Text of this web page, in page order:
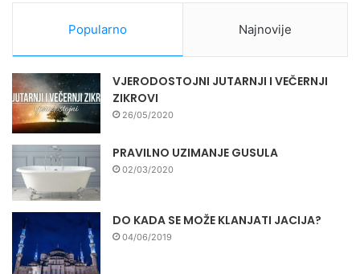
Popularno Najnovije
VJERODOSTOJNI JUTARNJI I VEČERNJI
ZIKROVI
26/05/2020
PRAVILNO UZIMANJE GUSULA
02/03/2020
DO KADA SE MOŽE KLANJATI JACIJA?
04/06/2019